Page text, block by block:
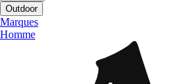
Outdoor
Marques
Homme